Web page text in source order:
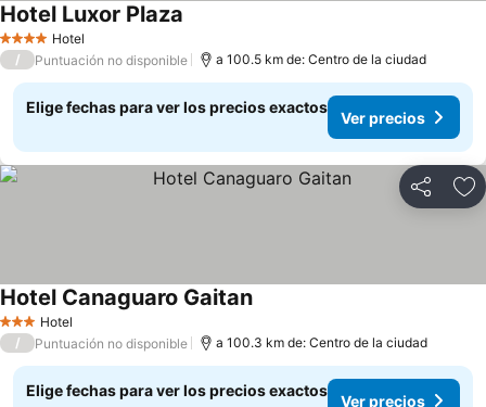
4 EstrellasHotel
Hotel Luxor Plaza
/ Puntuación no disponible a 100.5 km de: Centro de la ciudad
Elige fechas para ver los precios exactos
Ver precios
Compartir
3 Estrellas
Hotel
Hotel Canaguaro GaitanVer precios
/ Puntuación no disponible a 100.3 km de: Centro de la ciudad
Elige fechas para ver los precios exactos
Ver precios